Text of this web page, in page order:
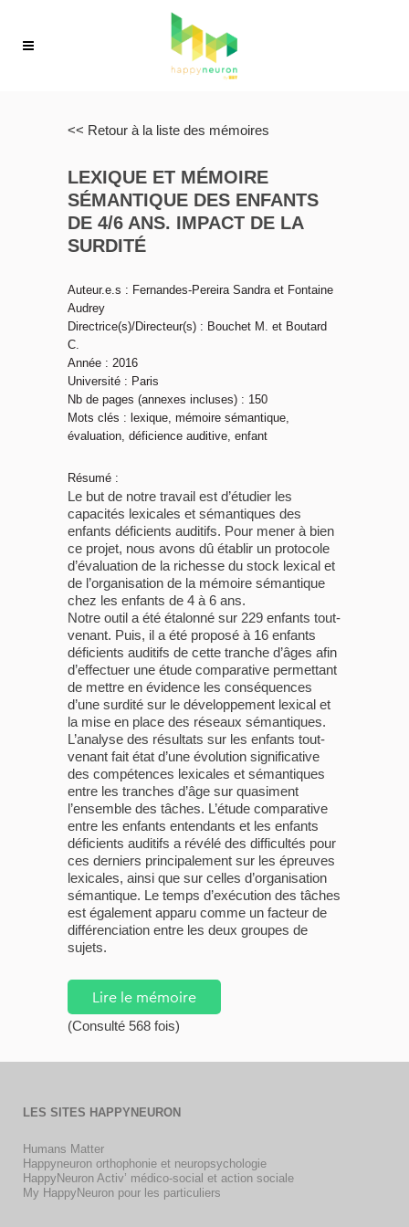
<< Retour à la liste des mémoires
LEXIQUE ET MÉMOIRE
SÉMANTIQUE DES ENFANTS
DE 4/6 ANS. IMPACT DE LA
SURDITÉ
Auteur.e.s : Fernandes-Pereira Sandra et Fontaine
Audrey
Directrice(s)/Directeur(s) : Bouchet M. et Boutard
C.
Année : 2016
Université : Paris
Nb de pages (annexes incluses) : 150
Mots clés : lexique, mémoire sémantique,
évaluation, déficience auditive, enfant
Résumé :
Le but de notre travail est d’étudier les
capacités lexicales et sémantiques des
enfants déficients auditifs. Pour mener à bien
ce projet, nous avons dû établir un protocole
d’évaluation de la richesse du stock lexical et
de l’organisation de la mémoire sémantique
chez les enfants de 4 à 6 ans.
Notre outil a été étalonné sur 229 enfants tout-
venant. Puis, il a été proposé à 16 enfants
déficients auditifs de cette tranche d’âges afin
d’effectuer une étude comparative permettant
de mettre en évidence les conséquences
d’une surdité sur le développement lexical et
la mise en place des réseaux sémantiques.
L’analyse des résultats sur les enfants tout-
venant fait état d’une évolution significative
des compétences lexicales et sémantiques
entre les tranches d’âge sur quasiment
l’ensemble des tâches. L’étude comparative
entre les enfants entendants et les enfants
déficients auditifs a révélé des difficultés pour
ces derniers principalement sur les épreuves
lexicales, ainsi que sur celles d’organisation
sémantique. Le temps d’exécution des tâches
est également apparu comme un facteur de
différenciation entre les deux groupes de
sujets.
Lire le mémoire
(Consulté 568 fois)
LES SITES HAPPYNEURON
Humans Matter
Happyneuron orthophonie et neuropsychologie
HappyNeuron Activ’ médico-social et action sociale
My HappyNeuron pour les particuliers